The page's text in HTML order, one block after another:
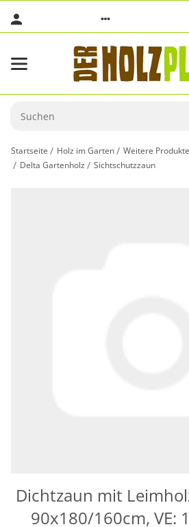
Startseite Holz im Garten
Weitere
Delta Gartenholz
Sichtschutzzaun
Dichtzaun mit
90x180/160cm, VE: